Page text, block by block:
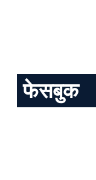
फेसबुक